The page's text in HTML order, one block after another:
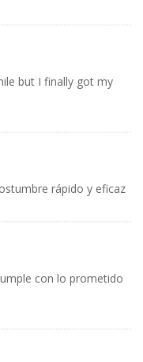
but I finally got my
rápido y eficaz
con lo prometido